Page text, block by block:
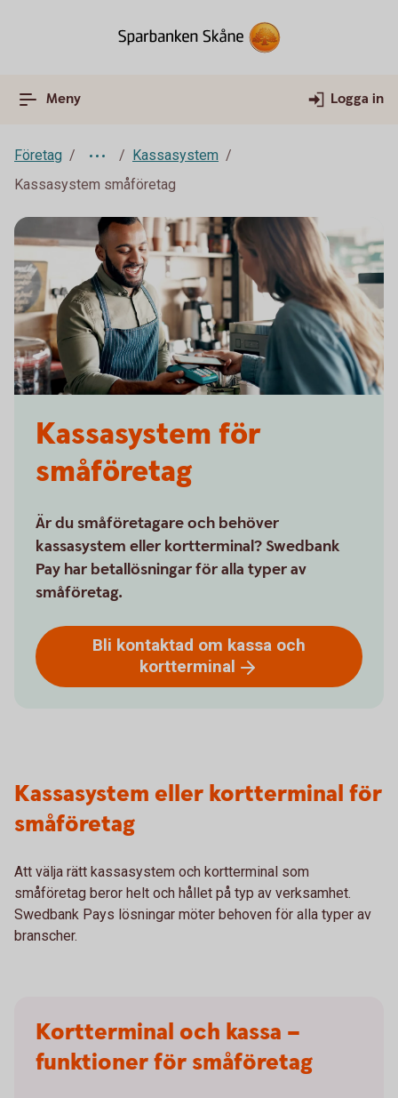
Meny Logga in
Företag
Kassasystem
Kassasystem småföretag
Kassasystem för
småföretag
Är du småföretagare och behöver
kassasystem eller kortterminal? Swedbank
Pay har betallösningar för alla typer av
småföretag.
Bli kontaktad om kassa och
kortterminal
Kassasystem eller kortterminal för
småföretag
Att välja rätt kassasystem och kortterminal som
småföretag beror helt och hållet på typ av verksamhet.
Swedbank Pays lösningar möter behoven för alla typer av
branscher.
Kortterminal och kassa –
funktioner för småföretag